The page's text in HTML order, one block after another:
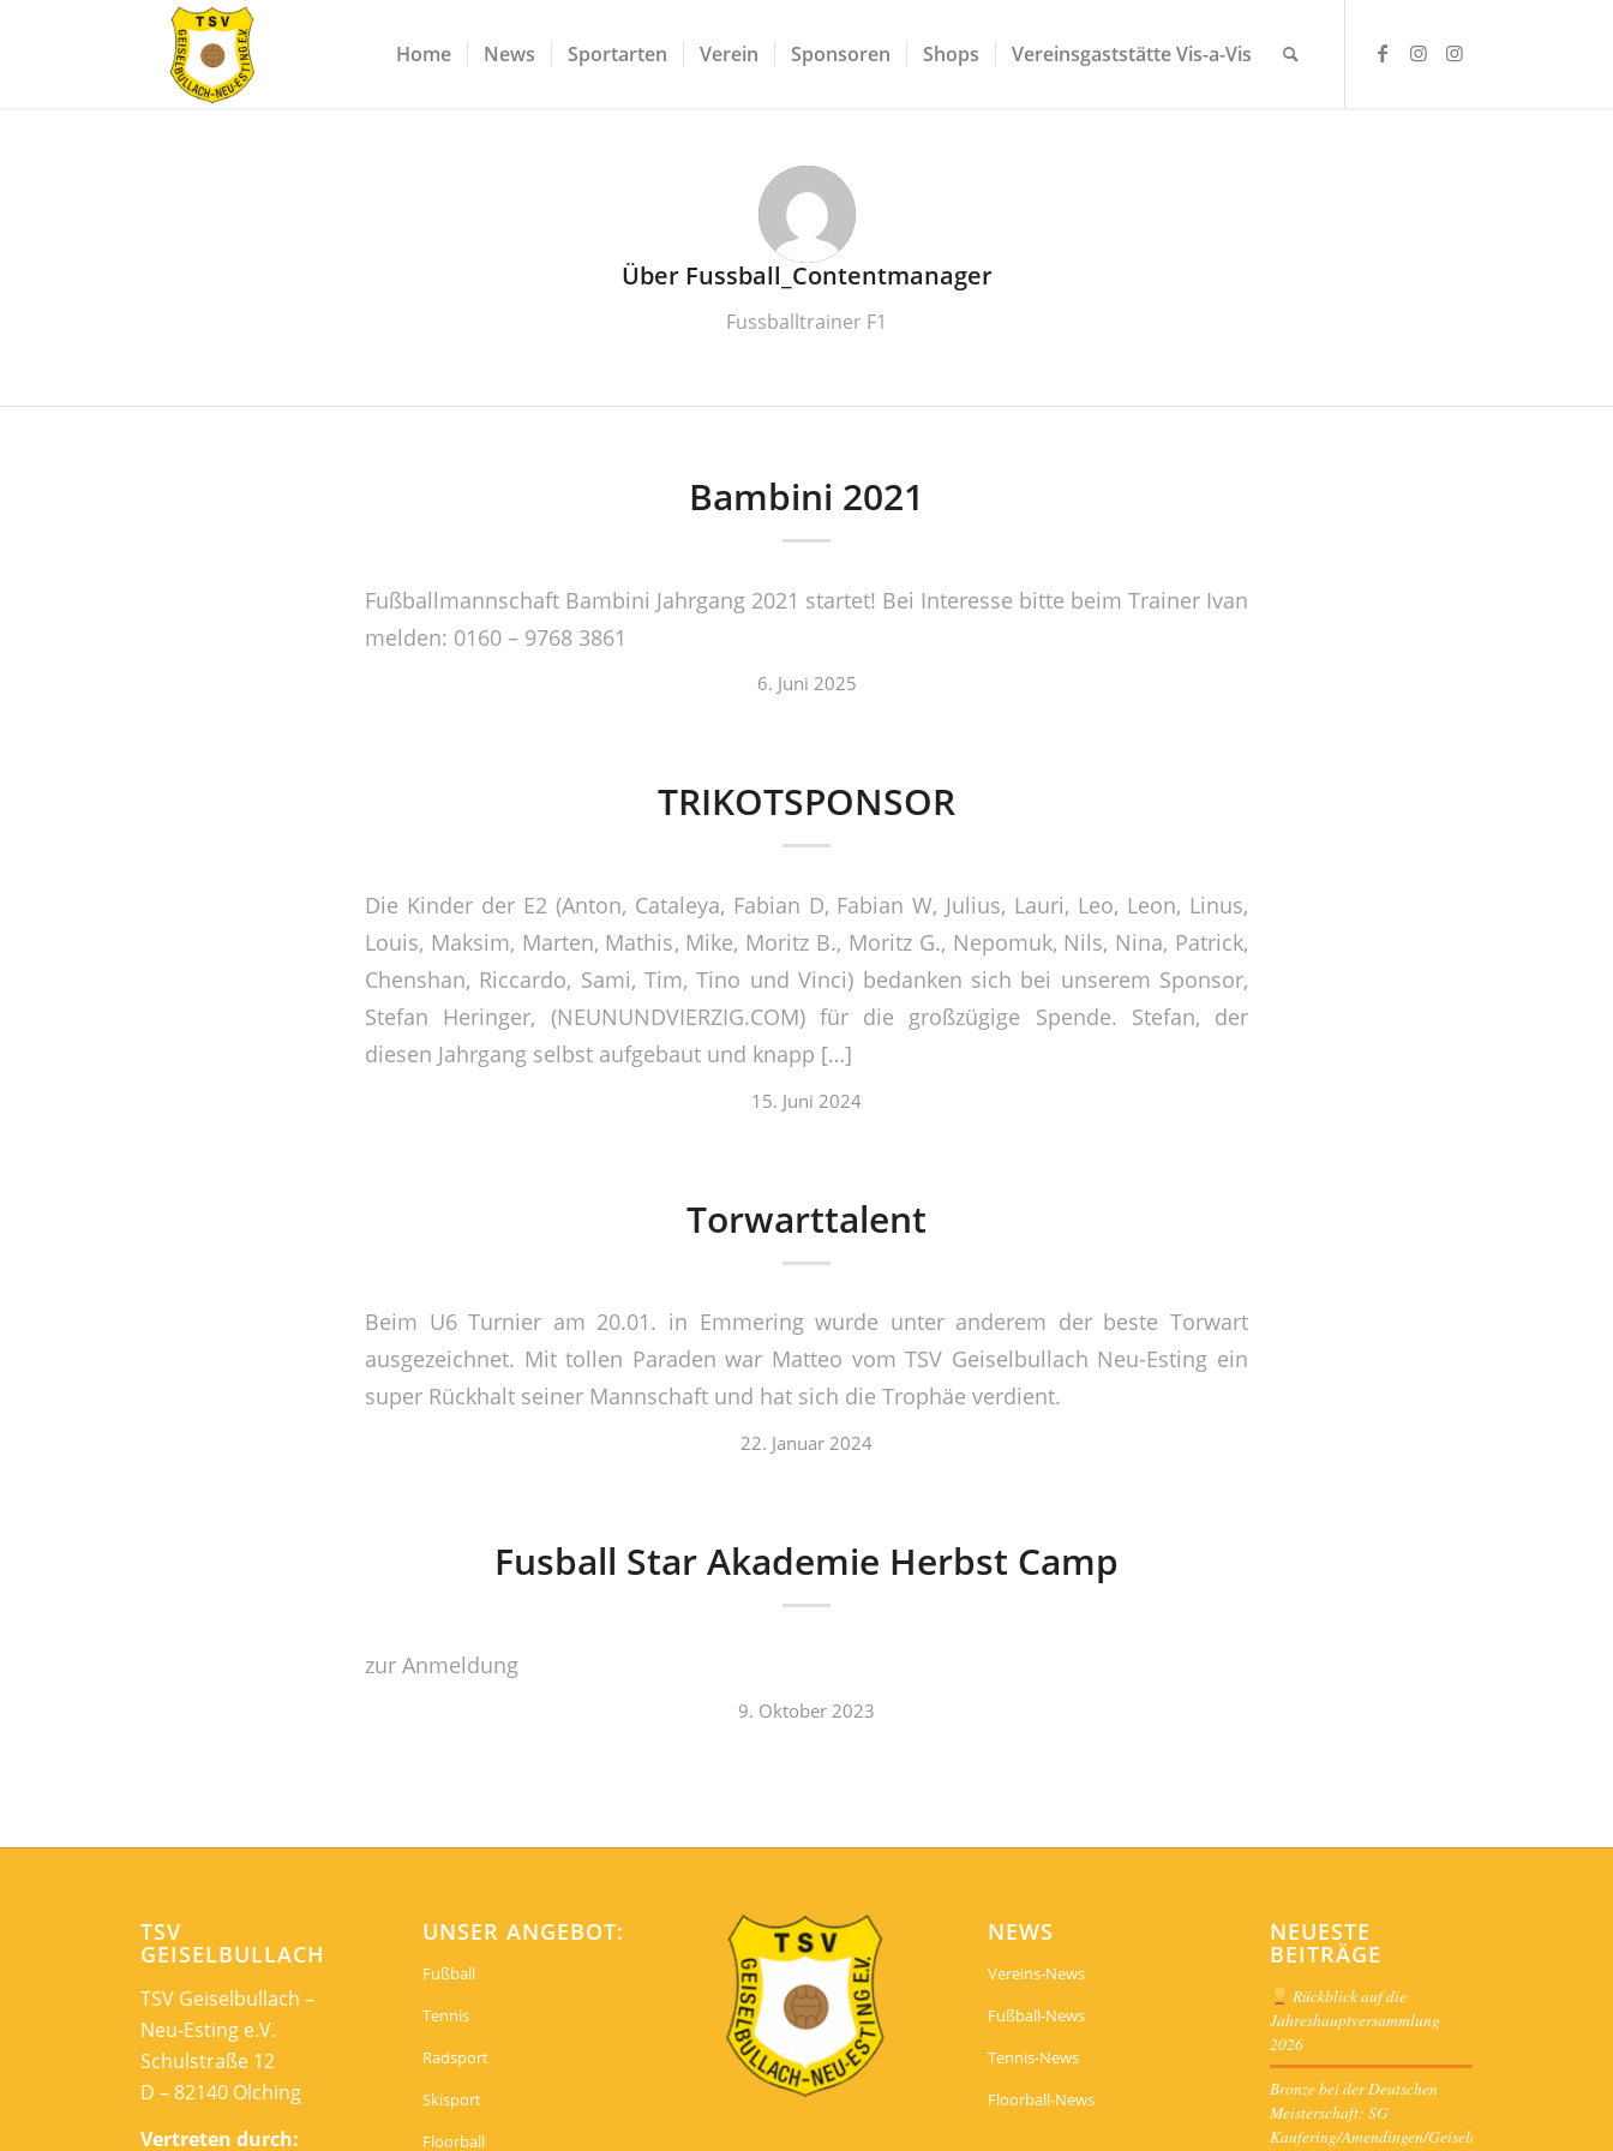
Home News Sportarten Verein Sponsoren Shops Vereinsgaststätte Vis-a-Vis
Über Fussball_Contentmanager
Fussballtrainer F1
Bambini 2021
Fußballmannschaft Bambini Jahrgang 2021 startet! Bei Interesse bitte beim Trainer Ivan
melden: 0160 – 9768 3861
6. Juni 2025
TRIKOTSPONSOR
Die Kinder der E2 (Anton, Cataleya, Fabian D, Fabian W, Julius, Lauri, Leo, Leon, Linus,
Louis, Maksim, Marten, Mathis, Mike, Moritz B., Moritz G., Nepomuk, Nils, Nina, Patrick,
Chenshan, Riccardo, Sami, Tim, Tino und Vinci) bedanken sich bei unserem Sponsor,
Stefan Heringer, (NEUNUNDVIERZIG.COM) für die großzügige Spende. Stefan, der
diesen Jahrgang selbst aufgebaut und knapp […]
15. Juni 2024
Torwarttalent
Beim U6 Turnier am 20.01. in Emmering wurde unter anderem der beste Torwart
ausgezeichnet. Mit tollen Paraden war Matteo vom TSV Geiselbullach Neu-Esting ein
super Rückhalt seiner Mannschaft und hat sich die Trophäe verdient.
22. Januar 2024
Fusball Star Akademie Herbst Camp
zur Anmeldung
9. Oktober 2023
TSV
GEISELBULLACH
TSV Geiselbullach –
Neu-Esting e.V.
Schulstraße 12
D – 82140 Olching
Vertreten durch:
UNSER ANGEBOT:
Fußball
Tennis
Radsport
Skisport
Floorball
NEWS
Vereins-News
Fußball-News
Tennis-News
Floorball-News
NEUESTE
BEITRÄGE
Rückblick auf die
Jahreshauptversammlung
2026
Bronze bei der Deutschen
Meisterschaft: SG
Kaufering/Amendingen/Geiselbullach